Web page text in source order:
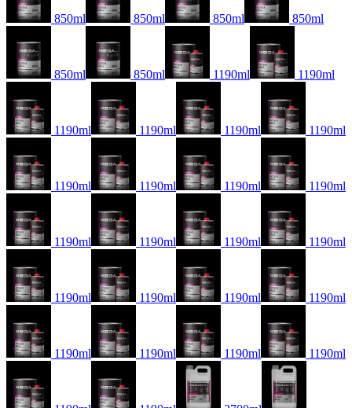
850ml 850ml 850ml 850ml
850ml 850ml 1190ml 1190ml
1190ml 1190ml 1190ml 1190ml
1190ml 1190ml 1190ml 1190ml
1190ml 1190ml 1190ml 1190ml
1190ml 1190ml 1190ml 1190ml
1190ml 1190ml 1190ml 1190ml